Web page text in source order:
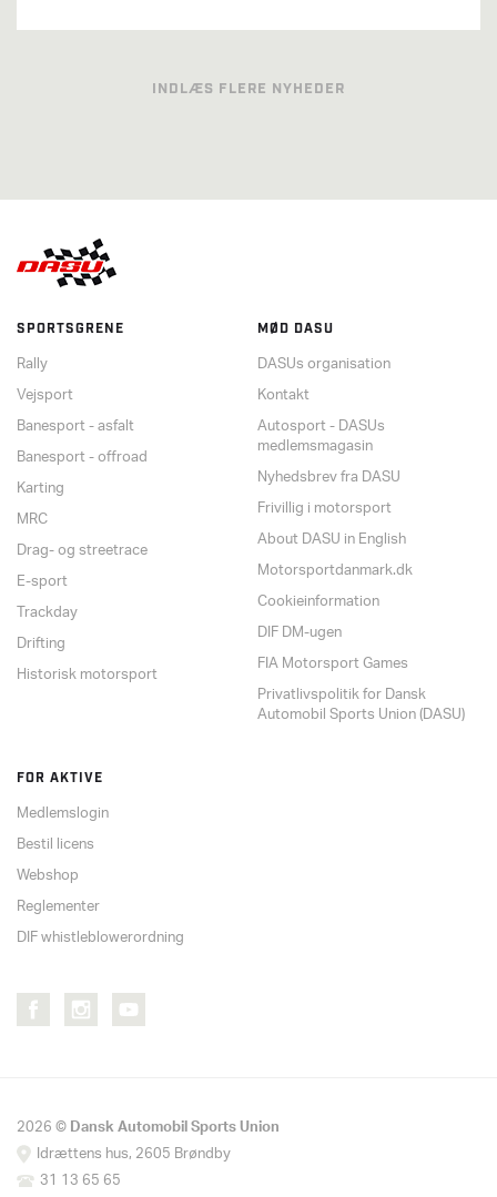
INDLÆS FLERE NYHEDER
SPORTSGRENE
Rally
Vejsport
Banesport - asfalt
Banesport - offroad
Karting
MRC
Drag- og streetrace
E-sport
Trackday
Drifting
Historisk motorsport
MØD DASU
DASUs organisation
Kontakt
Autosport - DASUs
medlemsmagasin
Nyhedsbrev fra DASU
Frivillig i motorsport
About DASU in English
Motorsportdanmark.dk
Cookieinformation
DIF DM-ugen
FIA Motorsport Games
Privatlivspolitik for Dansk
Automobil Sports Union (DASU)
FOR AKTIVE
Medlemslogin
Bestil licens
Webshop
Reglementer
DIF whistleblowerordning
2026 ©Dansk Automobil Sports Union
Idrættens hus, 2605 Brøndby
31 13 65 65